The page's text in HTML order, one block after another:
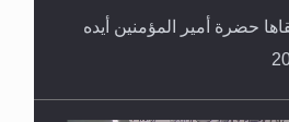
حضرة أمير المؤمنين أيده